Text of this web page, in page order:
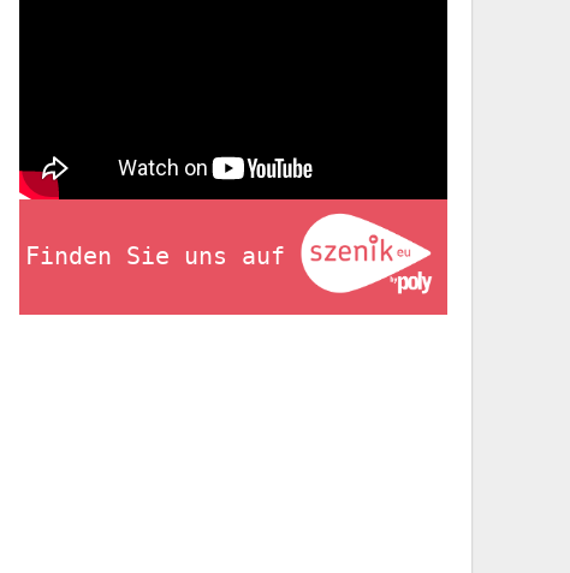
Finden Sie uns auf